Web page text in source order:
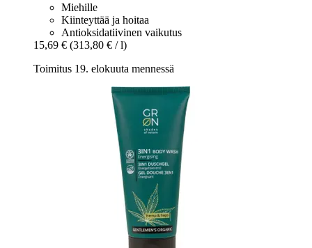
Miehille
Kiinteyttää ja hoitaa
Antioksidatiivinen vaikutus
15,69 € (313,80 € / l)
Toimitus 19. elokuuta mennessä